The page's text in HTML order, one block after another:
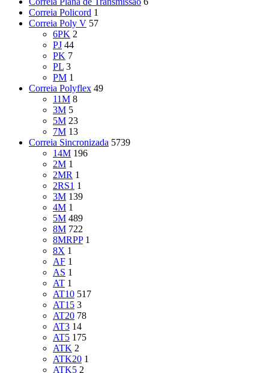
Correia Policord 1
Correia Poly V 57
6PK 2
PJ 44
PK 7
PL 3
PM 1
Correia Polyflex 49
11M 8
3M 5
5M 23
7M 13
Correia Sincronizada 5739
14M 196
2M 1
2MR 1
2RS1 1
3M 139
4M 1
5M 489
8M 722
8MRPP 1
8X 1
AF 1
AS 1
AT 1
AT10 517
AT15 3
AT20 78
AT3 14
AT5 175
ATK 2
ATK20 1
ATK5 2